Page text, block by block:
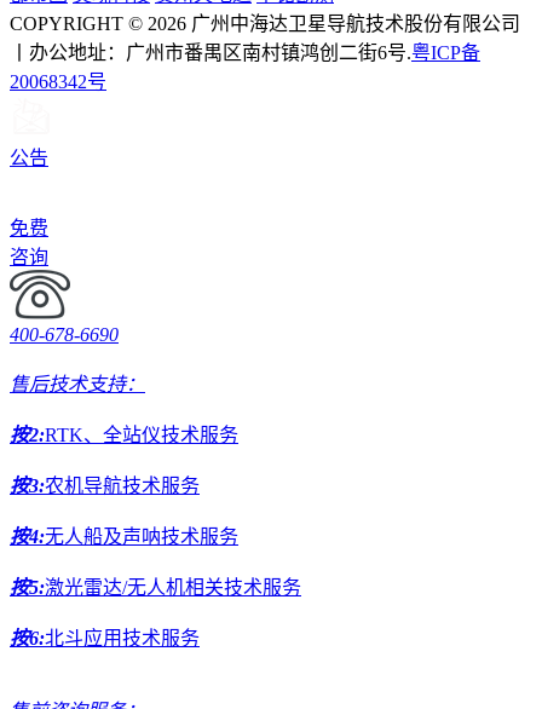
COPYRIGHT © 2026 广州中海达卫星导航技术股份有限公司
丨办公地址：广州市番禺区南村镇鸿创二街6号.粤ICP备
20068342号
公告
免费
咨询
400-678-6690
售后技术支持：
按2:RTK、全站仪技术服务
按3:农机导航技术服务
按4:无人船及声呐技术服务
按5:激光雷达/无人机相关技术服务
按6:北斗应用技术服务